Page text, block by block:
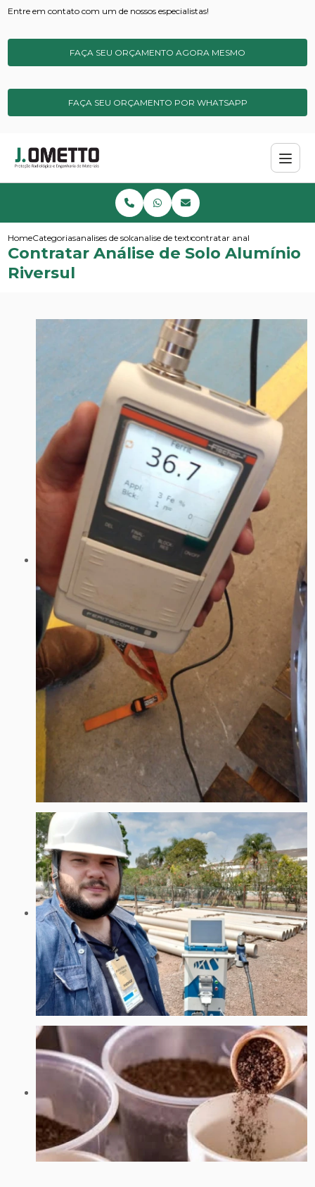
Entre em contato com um de nossos especialistas!
FAÇA SEU ORÇAMENTO AGORA MESMO
FAÇA SEU ORÇAMENTO POR WHATSAPP
HomeCategoriasanalises de solos e sedimentos
analise de textura do solocontratar analise de solo
Contratar Análise de Solo Alumínio
Riversul